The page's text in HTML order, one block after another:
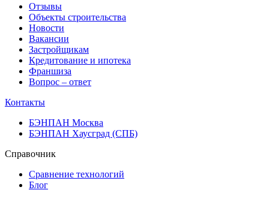
Отзывы
Объекты строительства
Новости
Вакансии
Застройщикам
Кредитование и ипотека
Франшиза
Вопрос – ответ
Контакты
БЭНПАН Москва
БЭНПАН Хаусград (СПБ)
Справочник
Сравнение технологий
Блог